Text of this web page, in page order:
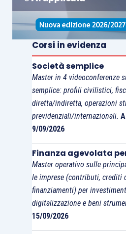
registrate la denuncia o
E proprio lacoesistenza
agevolativeè stata
nellarisposta n. 166/E/
agevolazioni/riduzioni …
(fondi rustici la prima,
seconda) e imposte
catastale e di bollo la
Del resto, non poteva
luce dell’ormai consolidato
sussiste similitudine
attrezzato e azienda
Corsi in evidenza
Società semplice
Master in 4 videoconferenze
semplice: profili civilistici,
diretta/indiretta, operazioni
previdenziali/internazionali.
9/09/2026
Finanza agevolata
Master operativo sulle
le imprese (contributi, crediti
finanziamenti) per
digitalizzazione e beni
15/09/2026